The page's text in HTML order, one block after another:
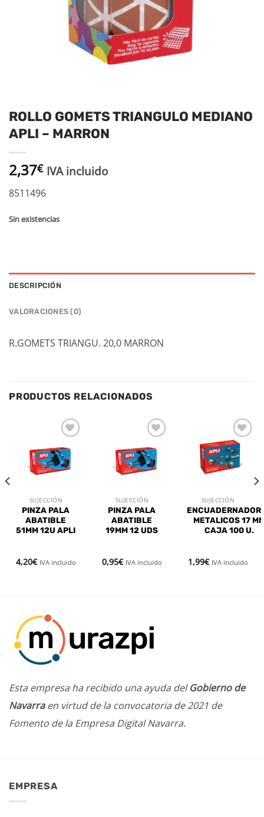
ROLLO GOMETS TRIANGULO MEDIANO
APLI – MARRON
2,37€ IVA incluido
8511496
Sin existencias
DESCRIPCIÓN
VALORACIONES (0)
R.GOMETS TRIANGU. 20,0 MARRON
PRODUCTOS RELACIONADOS
Añadir
a la
lista de
deseos
SUJECCIÓN
PINZA PALA
ABATIBLE
51MM 12U APLI
4,20€ IVA incluido
Añadir
a la
lista de
deseos
SUJECCIÓN
PINZA PALA
ABATIBLE
19MM 12 UDS
0,95€ IVA incluido
Añadir
a la
lista de
deseos
SUJECCIÓN
METALICOS 17
CAJA 100 U.
1,99€ IVA incluido
Esta empresa ha recibido una ayuda delGobierno de
Navarraen virtud de la convocatoria de 2021 de
Fomento de la Empresa Digital Navarra.
EMPRESA